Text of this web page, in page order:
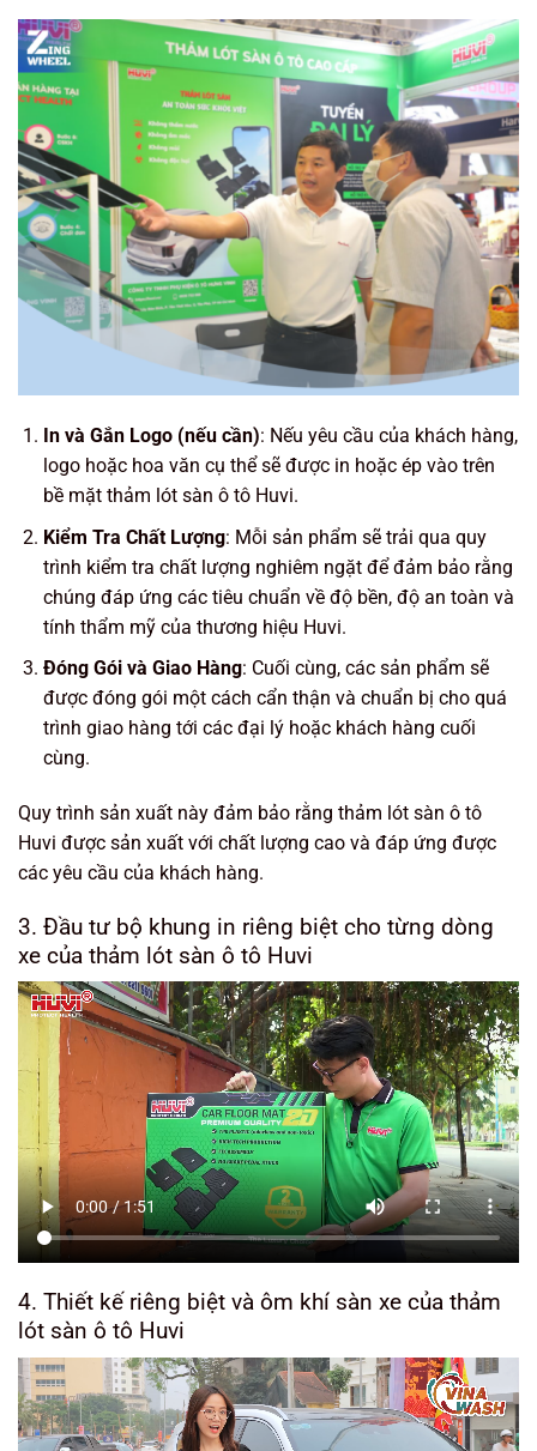
In và Gắn Logo (nếu cần): Nếu yêu cầu của khách hàng,
logo hoặc hoa văn cụ thể sẽ được in hoặc ép vào trên
bề mặt thảm lót sàn ô tô Huvi.
Kiểm Tra Chất Lượng: Mỗi sản phẩm sẽ trải qua quy
trình kiểm tra chất lượng nghiêm ngặt để đảm bảo rằng
chúng đáp ứng các tiêu chuẩn về độ bền, độ an toàn và
tính thẩm mỹ của thương hiệu Huvi.
Đóng Gói và Giao Hàng: Cuối cùng, các sản phẩm sẽ
được đóng gói một cách cẩn thận và chuẩn bị cho quá
trình giao hàng tới các đại lý hoặc khách hàng cuối
cùng.
Quy trình sản xuất này đảm bảo rằng thảm lót sàn ô tô
Huvi được sản xuất với chất lượng cao và đáp ứng được
các yêu cầu của khách hàng.
3. Đầu tư bộ khung in riêng biệt cho từng dòng
xe của thảm lót sàn ô tô Huvi
4. Thiết kế riêng biệt và ôm khí sàn xe của thảm
lót sàn ô tô Huvi